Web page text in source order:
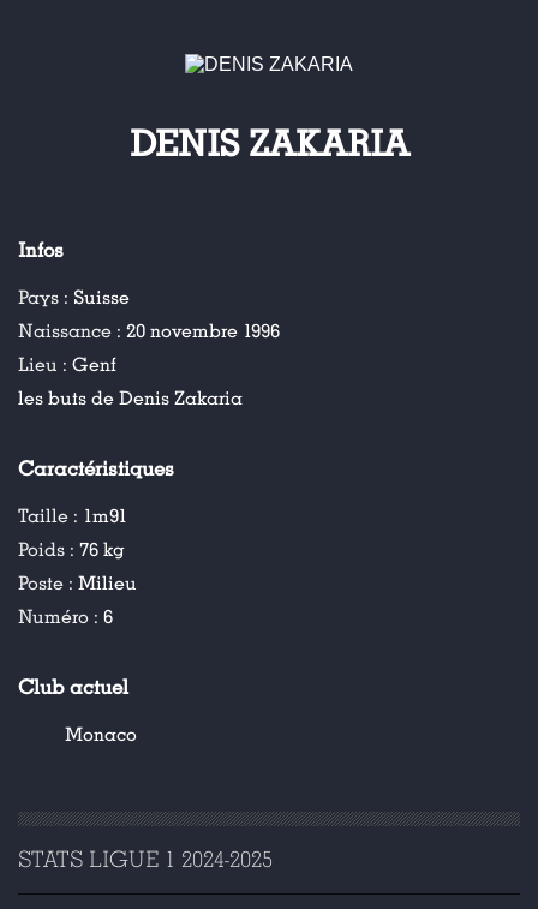
DENIS ZAKARIA
Infos
Pays : Suisse
Naissance : 20 novembre 1996
Lieu : Genf
les buts de Denis Zakaria
Caractéristiques
Taille : 1m91
Poids : 76 kg
Poste : Milieu
Numéro : 6
Club actuel
Monaco
STATS LIGUE 1 2024-2025